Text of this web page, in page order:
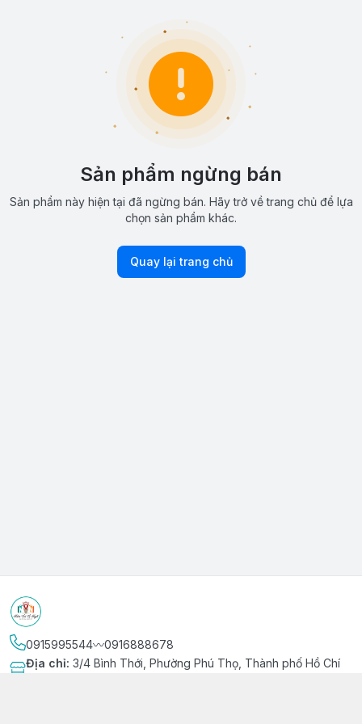
Sản phẩm ngừng bán
Sản phẩm này hiện tại đã ngừng bán. Hãy trở về trang chủ để lựa
chọn sản phẩm khác.
Quay lại trang chủ
0915995544〰️0916888678
Địa chỉ: 3/4 Bình Thới, Phường Phú Thọ, Thành phố Hồ Chí